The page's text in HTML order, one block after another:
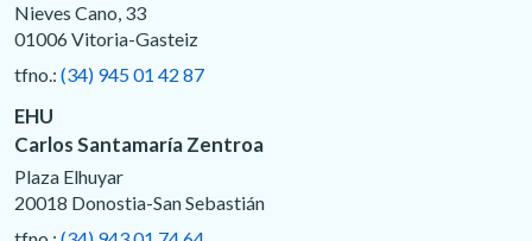
Nieves Cano, 33
01006 Vitoria-Gasteiz
tfno.: (34) 945 01 42 87
EHU
Carlos Santamaría Zentroa
Plaza Elhuyar
20018 Donostia-San Sebastián